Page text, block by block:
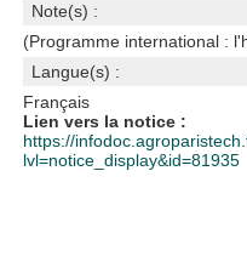
Note(s) :
(Programme international :
Langue(s) :
Français
Lien vers la notice :
https://
lvl=notice_display&id=81935